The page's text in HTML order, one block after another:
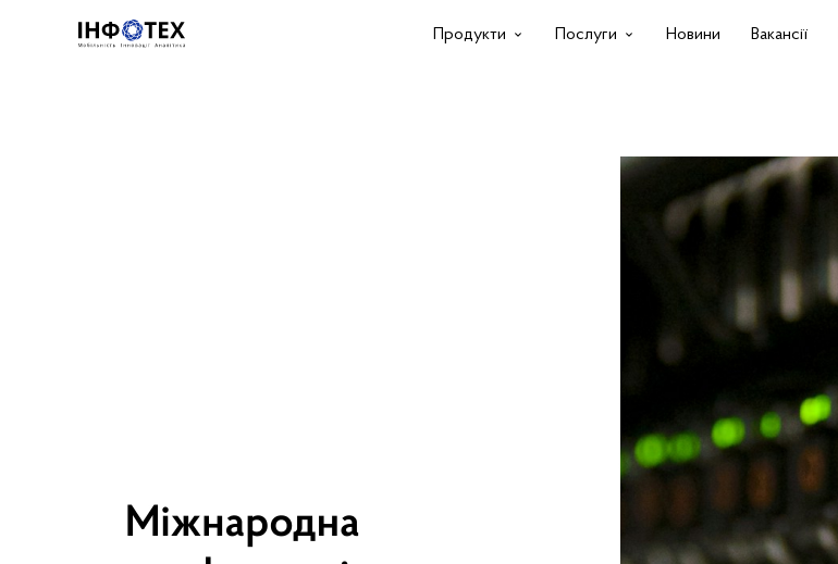
Продукти Послуги Новини Вакансії